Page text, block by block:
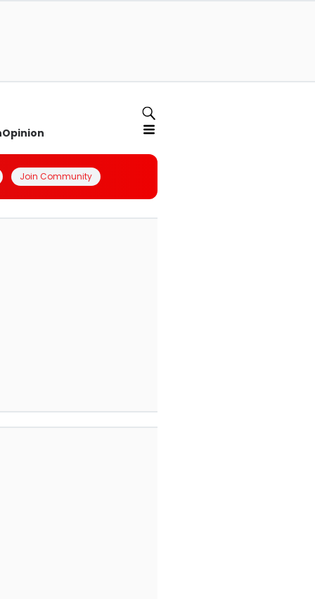
Opinion
Join Community